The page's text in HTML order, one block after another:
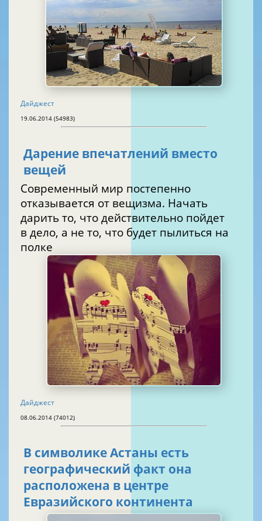
Дайджест
19.06.2014 (54983)
Дарение впечатлений вместо
вещей
Современный мир постепенно
отказывается от вещизма. Начать
дарить то, что действительно пойдет
в дело, а не то, что будет пылиться на
полке
Дайджест
08.06.2014 (74012)
В символике Астаны есть
географический факт она
расположена в центре
Евразийского континента